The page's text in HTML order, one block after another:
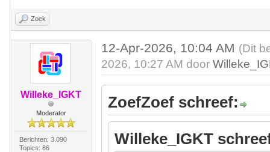
Zoek
Willeke_IGKT
Moderator
Berichten: 3.090
Topics: 86
12-Apr-2026, 10:04 AM (Dit
2026, 10:27 AM door
ZoefZoef schreef:
Willeke_IGKT